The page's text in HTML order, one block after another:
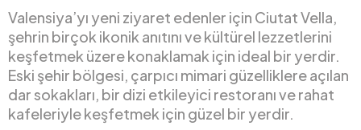
Valensiya’yı yeni ziyaret edenler için Ciutat Vella,
şehrin birçok ikonik anıtını ve kültürel lezzetlerini
keşfetmek üzere konaklamak için ideal bir yerdir.
Eski şehir bölgesi, çarpıcı mimari güzelliklere açılan
dar sokakları, bir dizi etkileyici restoranı ve rahat
kafeleriyle keşfetmek için güzel bir yerdir.